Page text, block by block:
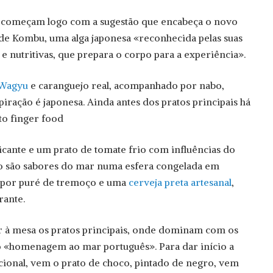
logo com a sugestão que encabeça o novo
Kombu, uma alga japonesa «reconhecida pelas suas
nutritivas, que prepara o corpo para a experiência».
e caranguejo real, acompanhado por nabo,
é japonesa. Ainda antes dos pratos principais há
finger food
e um prato de tomate frio com influências do
são sabores do mar numa esfera congelada em
puré de tremoço e uma cerveja preta artesanal,
à mesa os pratos principais, onde dominam com os
«homenagem ao mar português». Para dar início a
vem o prato de choco, pintado de negro, vem